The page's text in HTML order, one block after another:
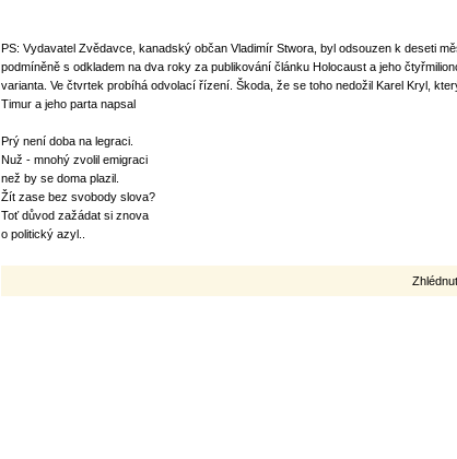
PS: Vydavatel Zvědavce, kanadský občan Vladimír Stwora, byl odsouzen k deseti
podmíněně s odkladem na dva roky za publikování článku Holocaust a jeho
varianta. Ve čtvrtek probíhá odvolací řízení. Škoda, že se toho nedožil Karel Kryl,
Timur a jeho parta napsal
Prý není doba na legraci.
Nuž - mnohý zvolil emigraci
než by se doma plazil.
Žít zase bez svobody slova?
Toť důvod zažádat si znova
o politický azyl..